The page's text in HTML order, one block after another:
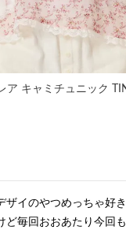
ア キャミチュニック
ザイのやつめっちゃ好
ど毎回おおあたり今回